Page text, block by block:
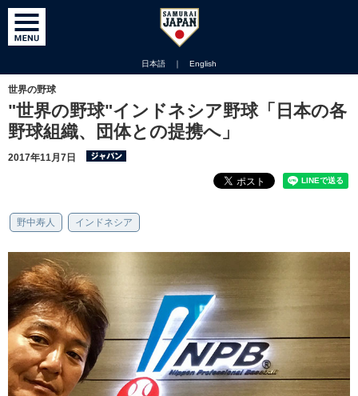
日本語 ｜ English
世界の野球
"世界の野球"インドネシア野球「日本の各
野球組織、団体との提携へ」
2017年11月7日
野中寿人 インドネシア